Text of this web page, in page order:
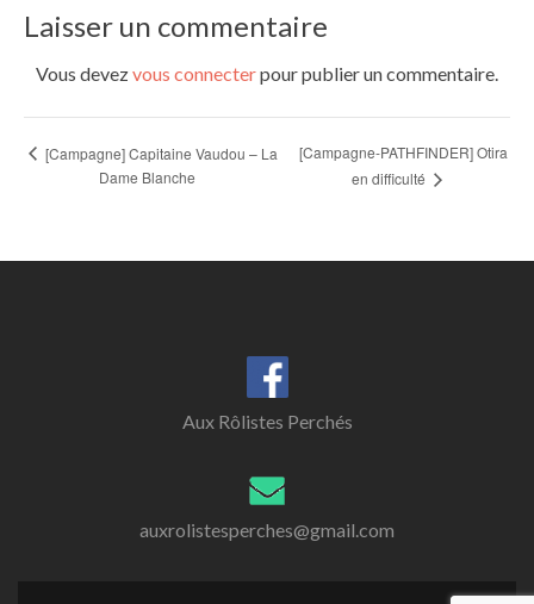
Laisser un commentaire
Vous devezvous connecterpour publier un commentaire.
[Campagne] Capitaine Vaudou – La
Dame Blanche
[Campagne-PATHFINDER] Otira
en difficulté
Aux Rôlistes Perchés
auxrolistesperches@gmail.com